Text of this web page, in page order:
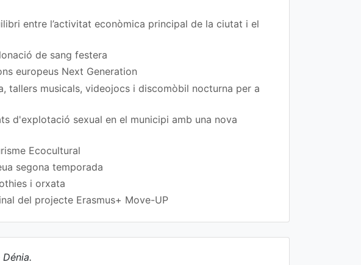
entre l’activitat econòmica principal de la ciutat i el
de sang festera
europeus Next Generation
tallers musicals, videojocs i discomòbil nocturna per a
d'explotació sexual en el municipi amb una nova
Ecocultural
segona temporada
i orxata
del projecte Erasmus+ Move-UP